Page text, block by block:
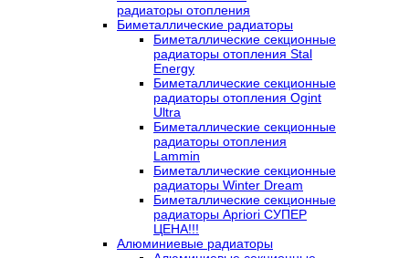
радиаторы отопления
Биметаллические радиаторы
Биметаллические секционные
радиаторы отопления Stal
Energy
Биметаллические секционные
радиаторы отопления Ogint
Ultra
Биметаллические секционные
радиаторы отопления
Lammin
Биметаллические секционные
радиаторы Winter Dream
Биметаллические секционные
радиаторы Apriori СУПЕР
ЦЕНА!!!
Алюминиевые радиаторы